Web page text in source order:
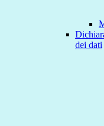
dei dati